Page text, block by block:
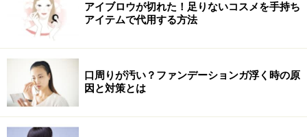
アイブロウが切れた！足りないコスメを手持ち
アイテムで代用する方法
口周りが汚い？ファンデーションガ浮く時の原
因と対策とは